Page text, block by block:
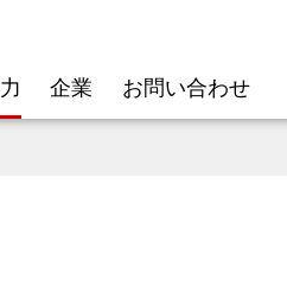
企業 お問い合わせ